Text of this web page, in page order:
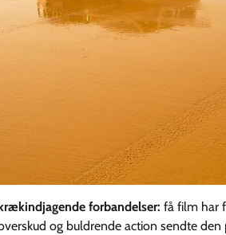
forbandelser: få film har
og buldrende action sendte